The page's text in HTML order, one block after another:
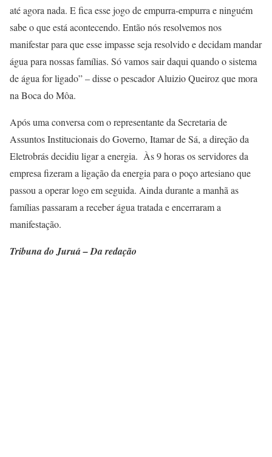
até agora nada. E fica esse jogo de empurra-empurra e ninguém
sabe o que está acontecendo. Então nós resolvemos nos
manifestar para que esse impasse seja resolvido e decidam mandar
água para nossas famílias. Só vamos sair daqui quando o sistema
de água for ligado” – disse o pescador Aluizio Queiroz que mora
na Boca do Môa.
Após uma conversa com o representante da Secretaria de
Assuntos Institucionais do Governo, Itamar de Sá, a direção da
Eletrobrás decidiu ligar a energia. Às 9 horas os servidores da
empresa fizeram a ligação da energia para o poço artesiano que
passou a operar logo em seguida. Ainda durante a manhã as
famílias passaram a receber água tratada e encerraram a
manifestação.
Tribuna do Juruá – Da redação